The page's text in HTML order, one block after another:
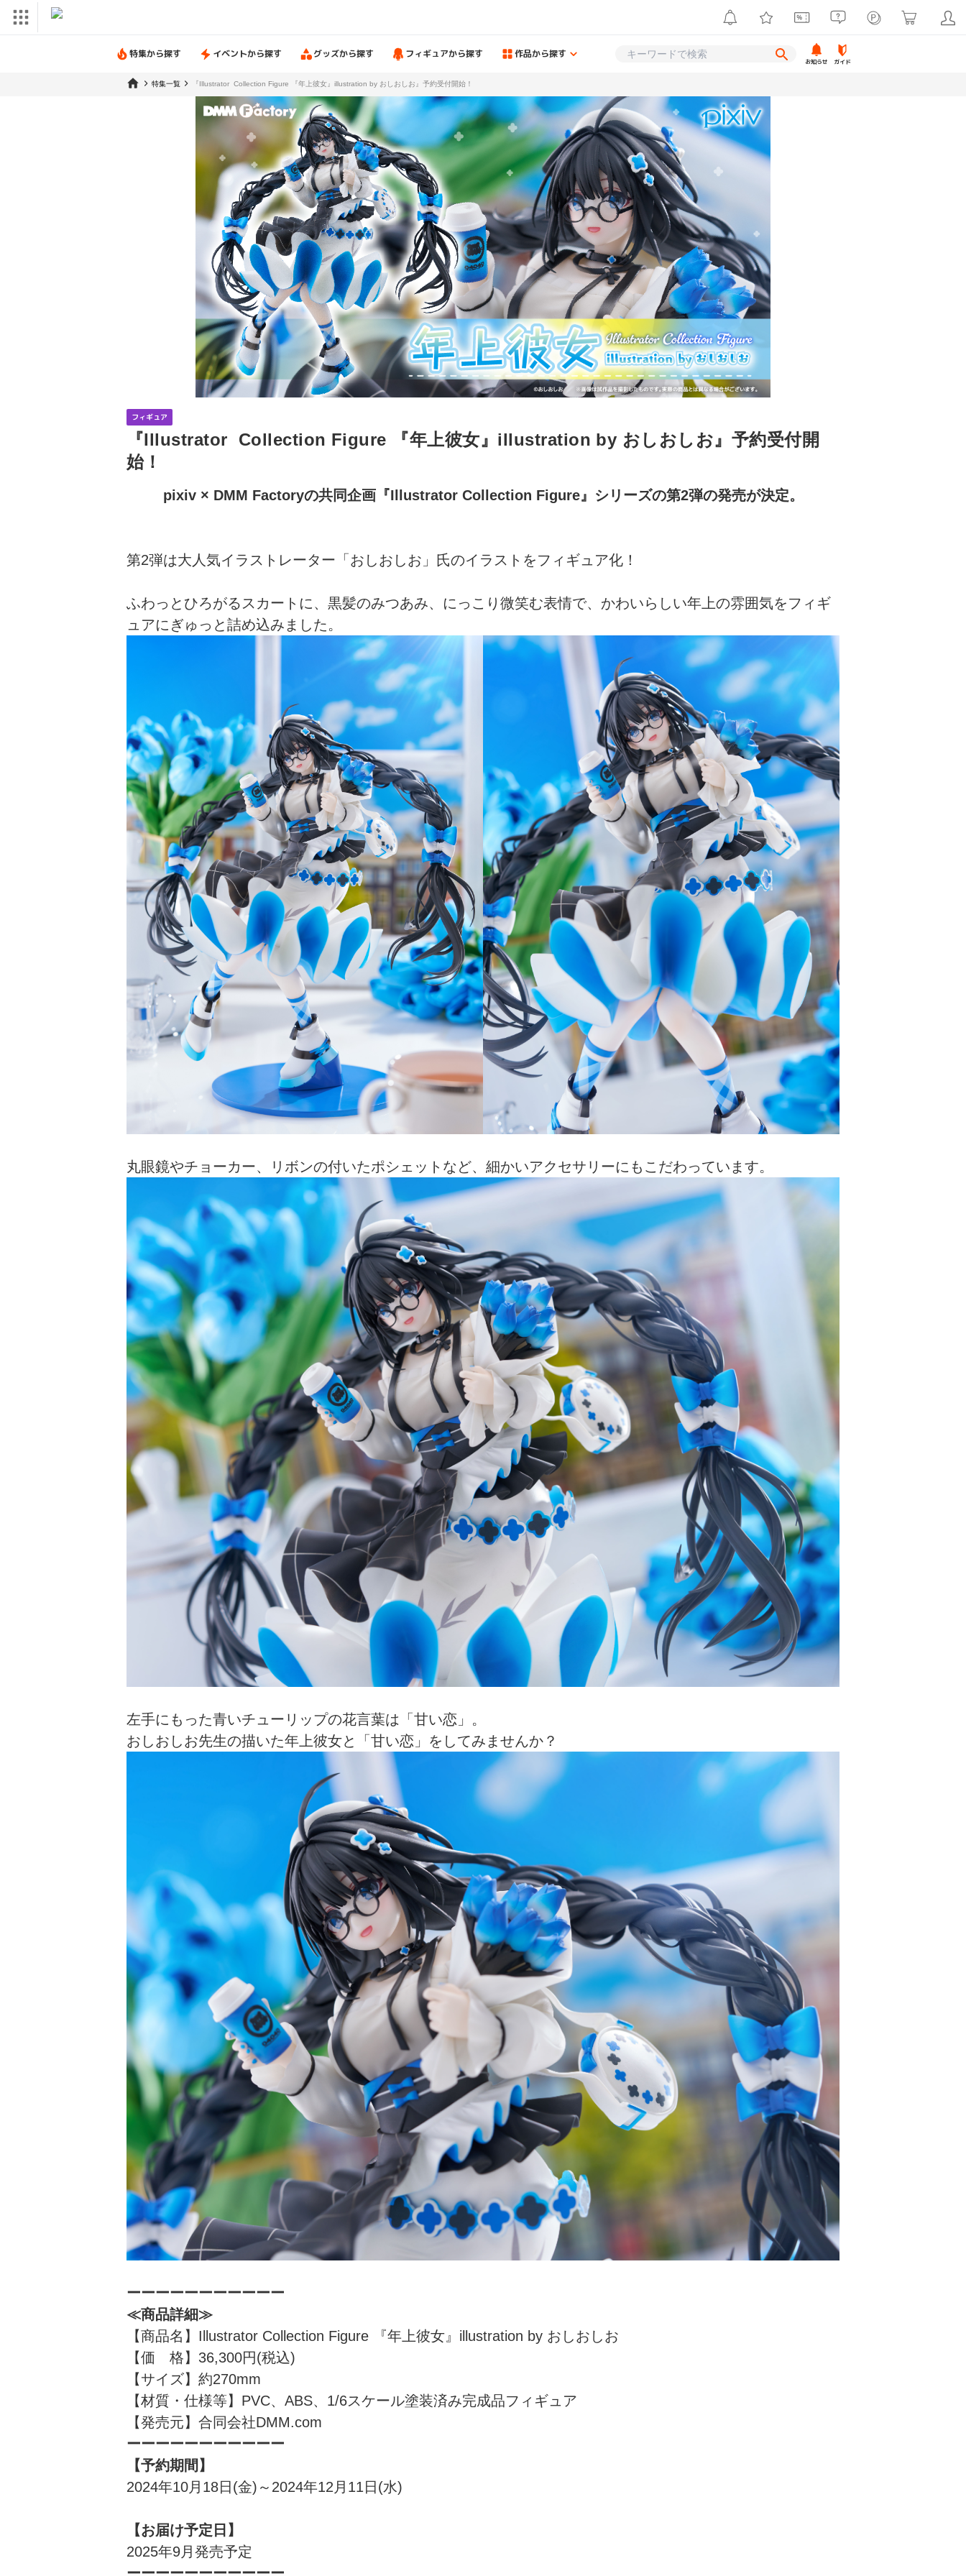
特集から探す イベントから探す グッズから探す フィギュアから探す 作品から探す
お知らせ ガイド
特集一覧 『Illustrator Collection Figure 『年上彼女』illustration by おしおしお』予約受付開始！
フィギュア
『Illustrator Collection Figure 『年上彼女』illustration by おしおしお』予約受付開
始！
pixiv × DMM Factoryの共同企画『Illustrator Collection Figure』シリーズの第2弾の発売が決定。
第2弾は大人気イラストレーター「おしおしお」氏のイラストをフィギュア化！
ふわっとひろがるスカートに、黒髪のみつあみ、にっこり微笑む表情で、かわいらしい年上の雰囲気をフィギ
ュアにぎゅっと詰め込みました。
丸眼鏡やチョーカー、リボンの付いたポシェットなど、細かいアクセサリーにもこだわっています。
左手にもった青いチューリップの花言葉は「甘い恋」。
おしおしお先生の描いた年上彼女と「甘い恋」をしてみませんか？
ーーーーーーーーーーー
≪商品詳細≫
【商品名】Illustrator Collection Figure 『年上彼女』illustration by おしおしお
【価 格】36,300円(税込)
【サイズ】約270mm
【材質・仕様等】PVC、ABS、1/6スケール塗装済み完成品フィギュア
【発売元】合同会社DMM.com
ーーーーーーーーーーー
【予約期間】
2024年10月18日(金)～2024年12月11日(水)
【お届け予定日】
2025年9月発売予定